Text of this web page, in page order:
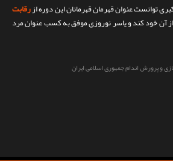
توانست عنوان قهرمان قهرمانان این دوره ازرقابت
آن خود کند و یاسر نوروزی موفق به کسب عنوان مرد
و پرورش اندام جمهوری اسلامی ایران